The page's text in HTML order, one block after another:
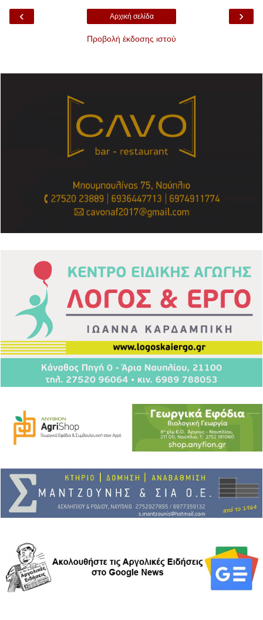
‹ ›
Αρχική σελίδα
Προβολή έκδοσης ιστού